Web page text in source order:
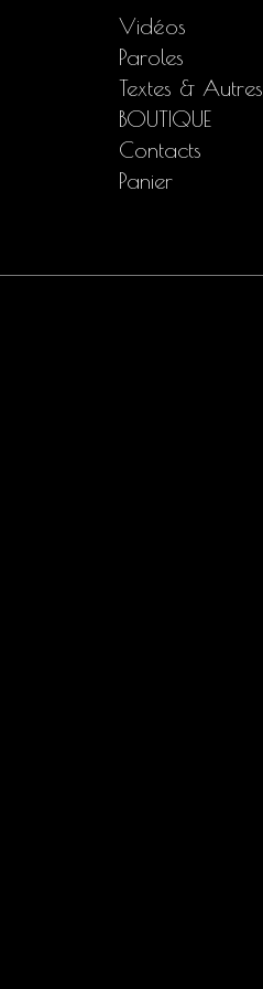
Vidéos
Paroles
Textes & Autres
BOUTIQUE
Contacts
Panier